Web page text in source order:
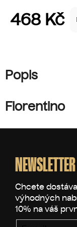
468 Kč
Popis
Fiorentino